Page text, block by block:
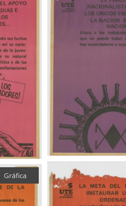
Gráfica